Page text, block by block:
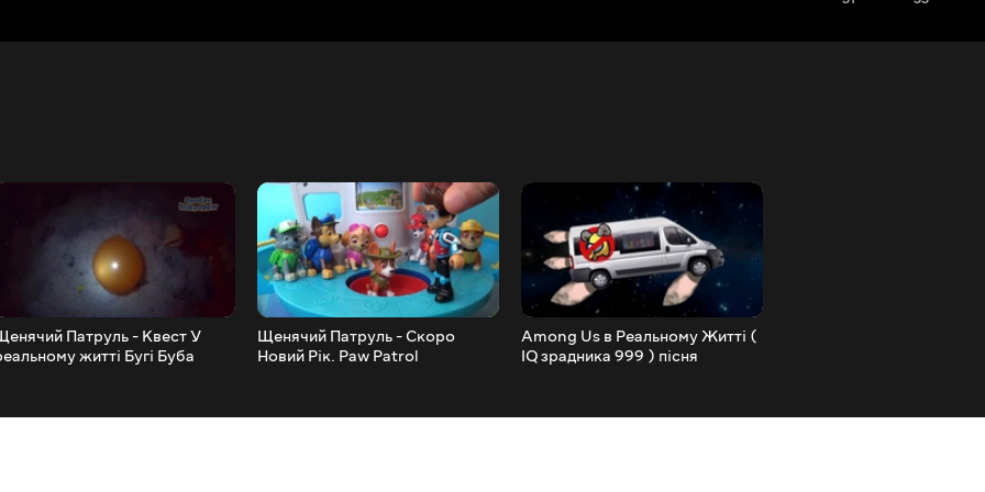
Патруль - Квест У
житті Бугі Буба
Щенячий Патруль - Скоро
Новий Рік. Paw Patrol
Among Us в Реальному Житті (
IQ зрадника 999 ) пісня